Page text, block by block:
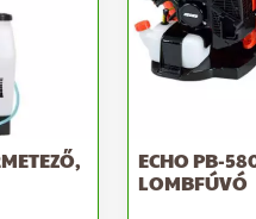
ECHO PB-
LOMBFÚVÓ